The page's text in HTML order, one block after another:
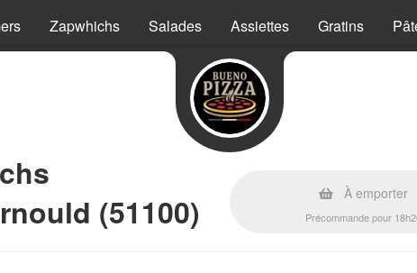
Zapwhichs Salades Assiettes Gratins
(51100)
À emporter
Précommande pour